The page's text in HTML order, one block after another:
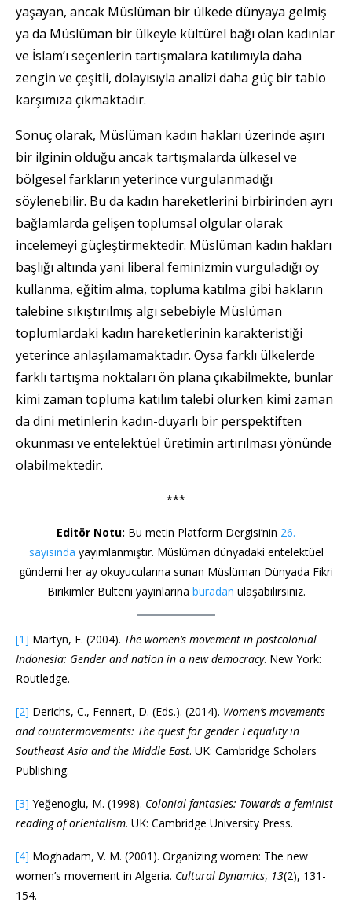
yaşayan, ancak Müslüman bir ülkede dünyaya gelmiş
ya da Müslüman bir ülkeyle kültürel bağı olan kadınlar
ve İslam’ı seçenlerin tartışmalara katılımıyla daha
zengin ve çeşitli, dolayısıyla analizi daha güç bir tablo
karşımıza çıkmaktadır.
Sonuç olarak, Müslüman kadın hakları üzerinde aşırı
bir ilginin olduğu ancak tartışmalarda ülkesel ve
bölgesel farkların yeterince vurgulanmadığı
söylenebilir. Bu da kadın hareketlerini birbirinden ayrı
bağlamlarda gelişen toplumsal olgular olarak
incelemeyi güçleştirmektedir. Müslüman kadın hakları
başlığı altında yani liberal feminizmin vurguladığı oy
kullanma, eğitim alma, topluma katılma gibi hakların
talebine sıkıştırılmış algı sebebiyle Müslüman
toplumlardaki kadın hareketlerinin karakteristiği
yeterince anlaşılamamaktadır. Oysa farklı ülkelerde
farklı tartışma noktaları ön plana çıkabilmekte, bunlar
kimi zaman topluma katılım talebi olurken kimi zaman
da dini metinlerin kadın-duyarlı bir perspektiften
okunması ve entelektüel üretimin artırılması yönünde
olabilmektedir.
***
Editör Notu: Bu metin Platform Dergisi’nin 26.
sayısında yayımlanmıştır. Müslüman dünyadaki entelektüel
gündemi her ay okuyucularına sunan Müslüman Dünyada Fikri
Birikimler Bülteni yayınlarına buradan ulaşabilirsiniz.
[1] Martyn, E. (2004). The women’s movement in postcolonial
Indonesia: Gender and nation in a new democracy. New York:
Routledge.
[2] Derichs, C., Fennert, D. (Eds.). (2014). Women’s movements
and countermovements: The quest for gender Eequality in
Southeast Asia and the Middle East. UK: Cambridge Scholars
Publishing.
[3] Yeğenoglu, M. (1998). Colonial fantasies: Towards a feminist
reading of orientalism. UK: Cambridge University Press.
[4] Moghadam, V. M. (2001). Organizing women: The new
women’s movement in Algeria. Cultural Dynamics, 13(2), 131-
154.